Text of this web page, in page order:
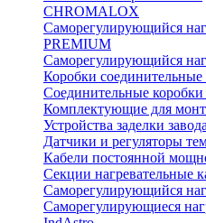
CHROMALOX
Саморегулирующийся
PREMIUM
Саморегулирующийся
Коробки
Соединительные
Комплектующие для
Устройства заделки
Датчики и регуляторы
Кабели постоянной
Секции нагревательные
Саморегулирующийся
Саморегулирующиеся